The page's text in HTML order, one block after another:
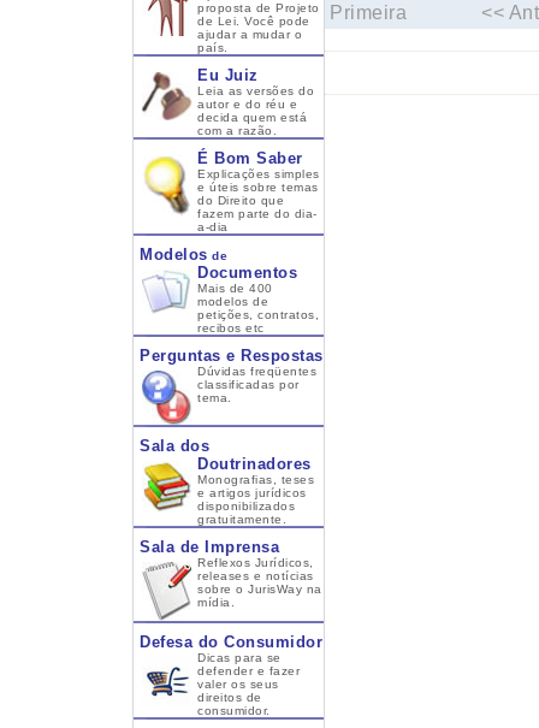
proposta de Projeto
de Lei. Você pode
ajudar a mudar o
país.
Eu Juiz
Leia as versões do
autor e do réu e
decida quem está
com a razão.
É Bom Saber
Explicações simples
e úteis sobre temas
do Direito que
fazem parte do dia-
a-dia
Modelos de
Documentos
Mais de 400
modelos de
petições, contratos,
recibos etc
Perguntas e Respostas
Dúvidas freqüentes
classificadas por
tema.
Sala dos
Doutrinadores
Monografias, teses
e artigos jurídicos
disponibilizados
gratuitamente.
Sala de Imprensa
Reflexos Jurídicos,
releases e notícias
sobre o JurisWay na
mídia.
Defesa do Consumidor
Dicas para se
defender e fazer
valer os seus
direitos de
consumidor.
Primeira <<